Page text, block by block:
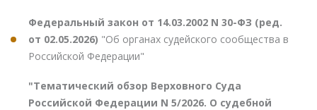
Федеральный закон от 14.03.2002 N 30-ФЗ (ред.
от 02.05.2026) "Об органах судейского сообщества в
Российской Федерации"
"Тематический обзор Верховного Суда
Российской Федерации N 5/2026. О судебной